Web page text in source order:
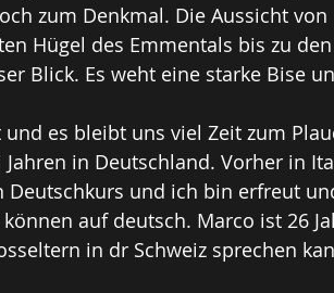
zum Denkmal. Die Aussicht
Hügel des Emmentals bis zu
Blick. Es weht eine starke Bise
es bleibt uns viel Zeit zum
in Deutschland. Vorher in
Deutschkurs und ich bin erfreut
auf deutsch. Marco ist 26
in dr Schweiz sprechen